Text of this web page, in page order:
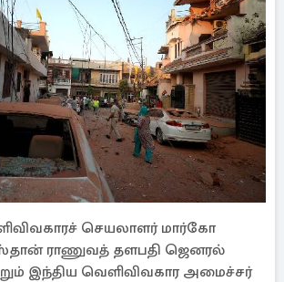
செயலாளர் மார்கோ
ராணுவத் தளபதி ஜெனரல்
இந்திய வெளிவிவகார அமைச்சர்